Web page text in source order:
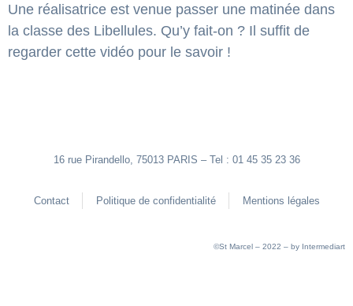
Une réalisatrice est venue passer une matinée dans
la classe des Libellules. Qu’y fait-on ? Il suffit de
regarder cette vidéo pour le savoir !
16 rue Pirandello, 75013 PARIS – Tel : 01 45 35 23 36
Contact Politique de confidentialité Mentions légales
©St Marcel – 2022 – by Intermediart